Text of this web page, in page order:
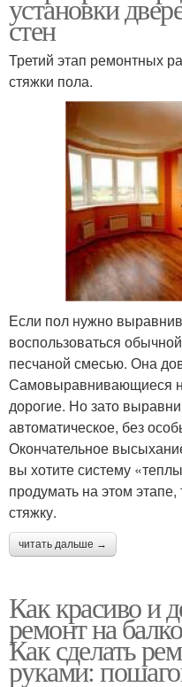
установки
стен
Третий этап ремонтных
стяжки пола.
Если пол нужно
воспользоваться
песчаной смесью. Она
Самовыравнивающиеся
дорогие. Но зато
автоматическое, без
Окончательное
вы хотите систему
продумать на этом этапе,
стяжку.
читать дальше →
Как красиво и
ремонт на
Как сделать
руками: